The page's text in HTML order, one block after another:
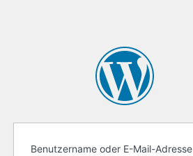
Benutzername oder E-Mail-Adresse